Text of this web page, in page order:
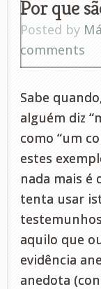
Por que
Posted by
comments
Sabe
alguém diz
como “um
estes
nada mais é
tenta usar
aquilo que
evidência
anedota